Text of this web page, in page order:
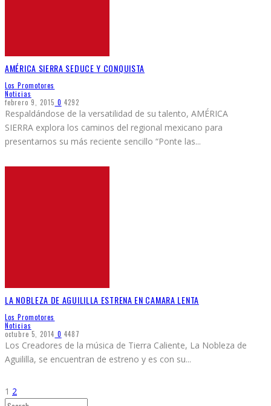
AMÉRICA SIERRA SEDUCE Y CONQUISTA
Los Promotores
Noticias
febrero 9, 2015 0 4292
Respaldándose de la versatilidad de su talento, AMÉRICA
SIERRA explora los caminos del regional mexicano para
presentarnos su más reciente sencillo “Ponte las...
LA NOBLEZA DE AGUILILLA ESTRENA EN CAMARA LENTA
Los Promotores
Noticias
octubre 5, 2014 0 4487
Los Creadores de la música de Tierra Caliente, La Nobleza de
Aguililla, se encuentran de estreno y es con su...
1 2